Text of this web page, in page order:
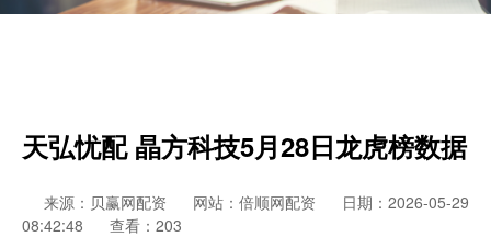
天弘忧配 晶方科技5月28日龙虎榜数据
来源：贝赢网配资 网站：倍顺网配资
日期：2026-05-29
08:42:48
查看：203